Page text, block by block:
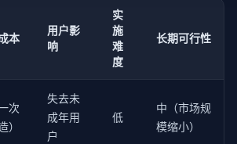
; reason:
this .features.
{
allowed: , reason:
需要严格年龄验证
{
= .verificationStore.
本
用户影
响
实
施
难
度
长期可行性
次
）
失去未
成年用
户
低
中（市场规
模缩小）